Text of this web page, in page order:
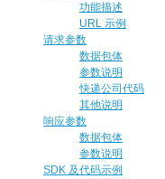
功能描述
URL 示例
请求参数
数据包体
参数说明
快递公司代码
其他说明
响应参数
数据包体
参数说明
SDK 及代码示例